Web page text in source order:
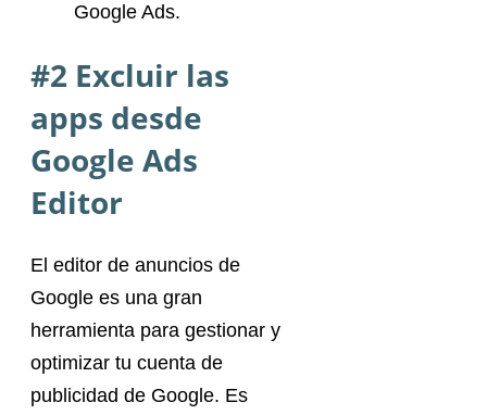
Google Ads.
#2 Excluir las
apps desde
Google Ads
Editor
El editor de anuncios de
Google es una gran
herramienta para gestionar y
optimizar tu cuenta de
publicidad de Google. Es